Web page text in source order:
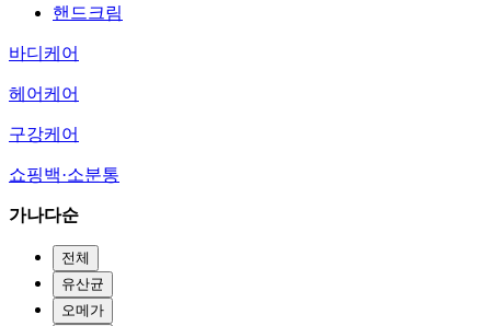
핸드크림
바디케어
헤어케어
구강케어
쇼핑백·소분통
가나다순
전체
유산균
오메가